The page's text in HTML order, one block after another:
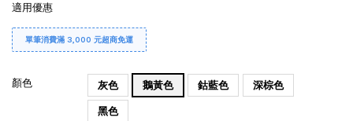
適用優惠
單筆消費滿 3,000 元超商免運
顏色 灰色 鵝黃色 鈷藍色 深棕色
黑色